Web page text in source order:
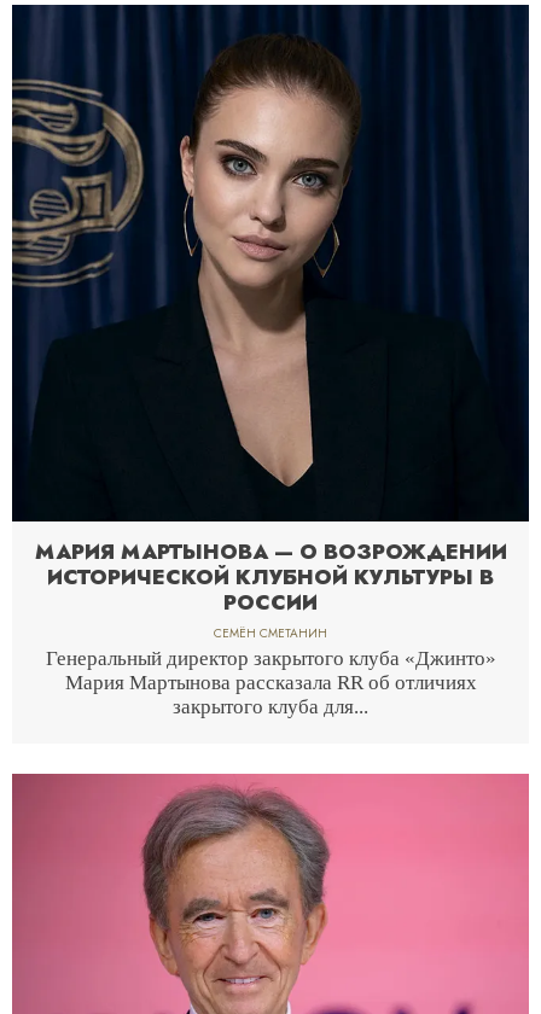
МАРИЯ МАРТЫНОВА — О ВОЗРОЖДЕНИИ
ИСТОРИЧЕСКОЙ КЛУБНОЙ КУЛЬТУРЫ В
РОССИИ
СЕМЁН СМЕТАНИН
Генеральный директор закрытого клуба «Джинто»
Мария Мартынова рассказала RR об отличиях
закрытого клуба для...